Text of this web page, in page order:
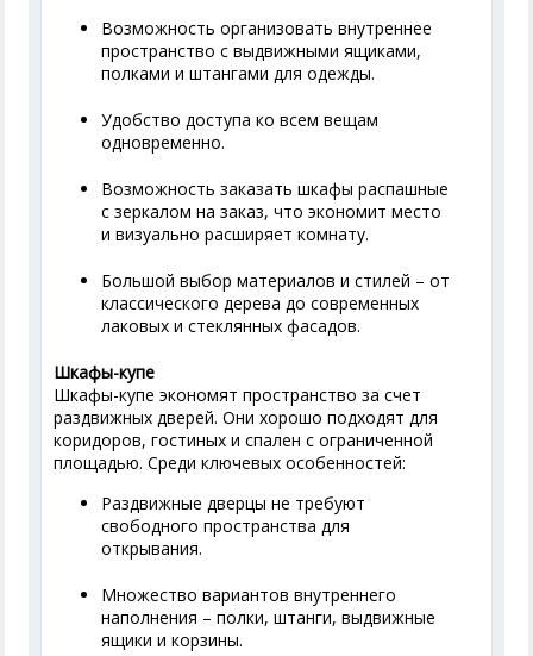
Возможность организовать внутреннее
пространство с выдвижными ящиками,
полками и штангами для одежды.
Удобство доступа ко всем вещам
одновременно.
Возможность заказать шкафы распашные
с зеркалом на заказ, что экономит место
и визуально расширяет комнату.
Большой выбор материалов и стилей – от
классического дерева до современных
лаковых и стеклянных фасадов.
Шкафы-купе
Шкафы-купе экономят пространство за счет
раздвижных дверей. Они хорошо подходят для
коридоров, гостиных и спален с ограниченной
площадью. Среди ключевых особенностей:
Раздвижные дверцы не требуют
свободного пространства для
открывания.
Множество вариантов внутреннего
наполнения – полки, штанги, выдвижные
ящики и корзины.